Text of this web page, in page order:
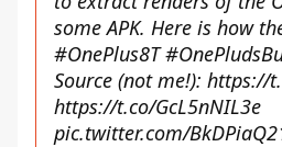
some APK. Here is how
#OnePlus8T
Source (not me!): https://
https://t.co/GcL5nNIL3e
pic.twitter.com/